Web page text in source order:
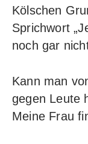
Kölschen
Sprichwort
noch gar
Kann man
gegen Leute
Meine Frau